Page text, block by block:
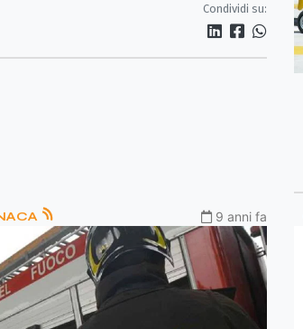
Condividi su:
9 anni fa